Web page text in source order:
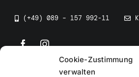
Cookie-Zustimmung
verwalten
(+49) 089 – 157 992-11
• BEV